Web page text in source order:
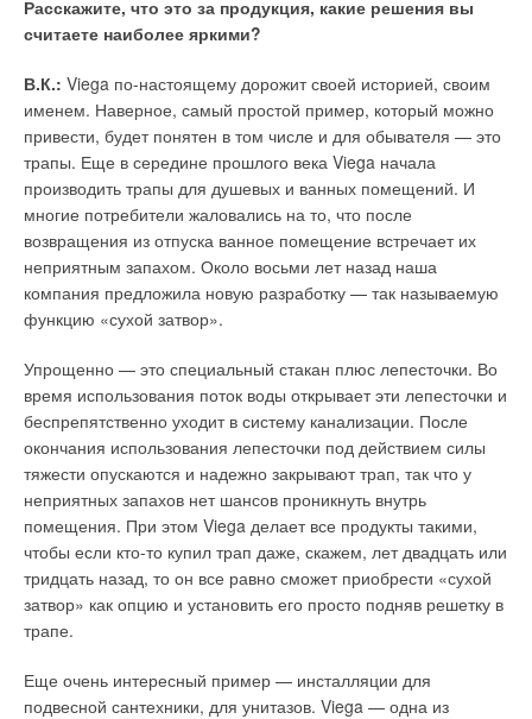
Расскажите, что это за продукция, какие решения вы
считаете наиболее яркими?
В.К.: Viega по-настоящему дорожит своей историей, своим
именем. Наверное, самый простой пример, который можно
привести, будет понятен в том числе и для обывателя — это
трапы. Еще в середине прошлого века Viega начала
производить трапы для душевых и ванных помещений. И
многие потребители жаловались на то, что после
возвращения из отпуска ванное помещение встречает их
неприятным запахом. Около восьми лет назад наша
компания предложила новую разработку — так называемую
функцию «сухой затвор».
Упрощенно — это специальный стакан плюс лепесточки. Во
время использования поток воды открывает эти лепесточки и
беспрепятственно уходит в систему канализации. После
окончания использования лепесточки под действием силы
тяжести опускаются и надежно закрывают трап, так что у
неприятных запахов нет шансов проникнуть внутрь
помещения. При этом Viega делает все продукты такими,
чтобы если кто-то купил трап даже, скажем, лет двадцать или
тридцать назад, то он все равно сможет приобрести «сухой
затвор» как опцию и установить его просто подняв решетку в
трапе.
Еще очень интересный пример — инсталляции для
подвесной сантехники, для унитазов. Viega — одна из
ЖУРНАЛ СОК ИЮНЬ 2026
→ Тёплый пол Giacomini — решение в комплекте!
ЖУРНАЛ СОК МАЙ 2026
сокращения срока службы полипропиленовых труб
Уведомления отключены
Комментарии
Добавить комментарий
Ваше имя *
Ваш E-mail *